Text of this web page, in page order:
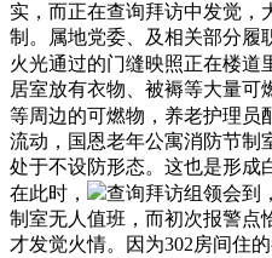
实，而正在查询拜访中发觉，
制。属地党委、及相关部分履
火光通过的门缝映照正在楼道
居室放有衣物、被褥等大量可
等周边的可燃物，养老护理员
流动，国恩老年公寓消防节制
处于不设防形态。这也是形成
在此时，
查询拜访组领会到
制室无人值班，而初次报警点
才发觉火情。因为302房间住